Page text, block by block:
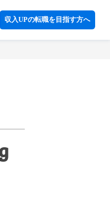
収入UPの転職を目指す方へ